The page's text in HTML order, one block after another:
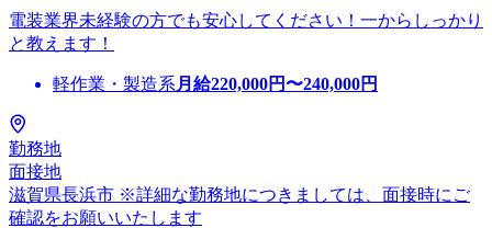
電装業界未経験の方でも安心してください！一からしっかり
と教えます！
軽作業・製造系 月給220,000円〜240,000円
勤務地
面接地
滋賀県長浜市 ※詳細な勤務地につきましては、面接時にご
確認をお願いいたします